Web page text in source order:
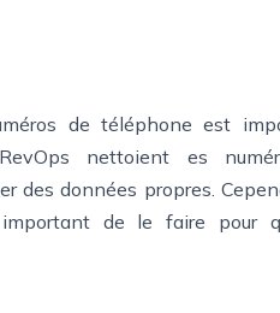
de téléphone est
nettoient es
des données propres.
de le faire pour